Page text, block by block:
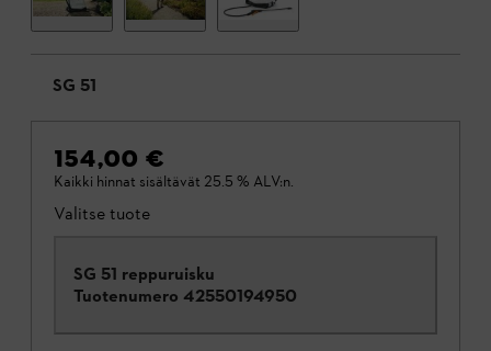
SG 51
154,00 €
Kaikki hinnat sisältävät 25.5 % ALV:n.
Valitse tuote
SG 51 reppuruisku
Tuotenumero 42550194950